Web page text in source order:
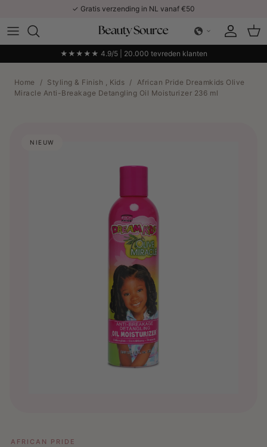
✓ Gratis verzending in NL vanaf €50
Account
★★★★★ 4.9/5 | 20.000 tevreden klanten
Home / Styling & Finish , Kids / African Pride Dreamkids Olive
Miracle Anti-Breakage Detangling Oil Moisturizer 236 ml
NIEUW
AFRICAN PRIDE